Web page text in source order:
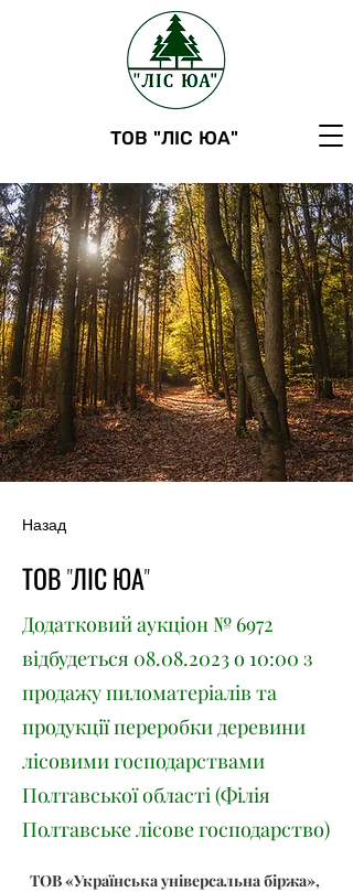
ТОВ "ЛІС ЮА"
Назад
ТОВ "ЛІС ЮА"
Додатковий аукціон № 6972
відбудеться 08.08.2023о 10:00 з
продажу пиломатеріалів та
продукції переробки деревини
лісовими господарствами
Полтавської області (Філія
Полтавське лісове господарство)
ТОВ «Українська універсальна біржа»,